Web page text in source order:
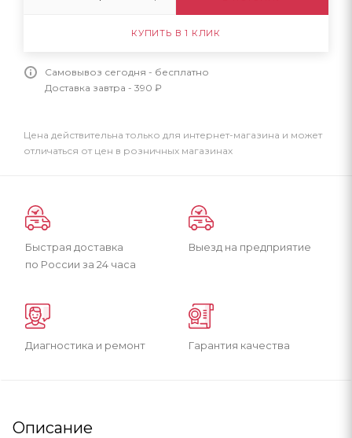
КУПИТЬ В 1 КЛИК
Самовывоз сегодня - бесплатно
Доставка завтра - 390 ₽
Цена действительна только для интернет-магазина и может
отличаться от цен в розничных магазинах
Быстрая доставка
по России за 24 часа
Выезд на предприятие
Диагностика и ремонт Гарантия качества
Описание